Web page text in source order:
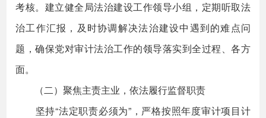
考核。建立健全局法治建设工作领导小组，定期听取法
治工作汇报，及时协调解决法治建设中遇到的难点问
题，确保党对审计法治工作的领导落实到全过程、各方
面。
（二）聚焦主责主业，依法履行监督职责
坚持“法定职责必须为”，严格按照年度审计项目计